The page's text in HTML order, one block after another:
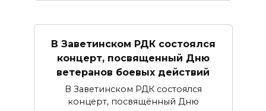
В Заветинском РДК состоялся
концерт, посвященный Дню
ветеранов боевых действий
В Заветинском РДК состоялся
концерт, посвящённый Дню